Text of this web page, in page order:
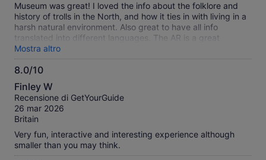
Museum was great! I loved the info about the folklore and
history of trolls in the North, and how it ties in with living in a
harsh natural environment. Also great to have all info
translated into different languages. The AR is a great
addition but needs further development to really create an
immersive experience. Entrance can also be improved, the
dark staircase up to the actual museum feels very dated and
cool troll cave
Mostra altro
8.0/10
8.0
su
10
Finley W
Recensione di GetYourGuide
26 mar 2026
Britain
Very fun, interactive and interesting experience although
smaller than you may think.